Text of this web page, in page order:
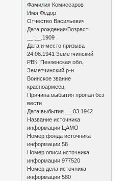
Фамилия Комиссаров
Имя Федор
Отчество Васильевич
Дата рождения/Возраст
__.__.1909
Дата и место призыва
24.06.1941 Земетчинский
РВК, Пензенская обл.,
Земетчинский р-н
Воинское звание
красноармеец
Причина выбытия пропал без
вести
Дата выбытия __.03.1942
Название источника
информации ЦАМО
Номер фонда источника
информации 58
Номер описи источника
информации 977520
Номер дела источника
информации 580